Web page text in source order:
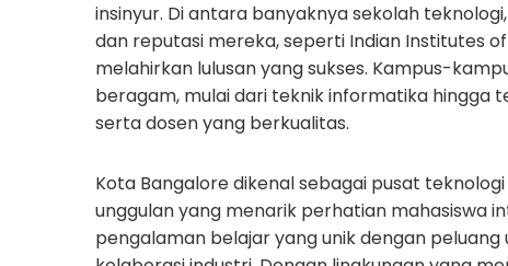
insinyur. Di antara banyaknya sekolah
dan reputasi mereka, seperti Indian Institutes
melahirkan lulusan yang sukses. Kampus-
beragam, mulai dari teknik informatika hingga
serta dosen yang berkualitas.
Kota Bangalore dikenal sebagai pusat
unggulan yang menarik perhatian mahasiswa
pengalaman belajar yang unik dengan